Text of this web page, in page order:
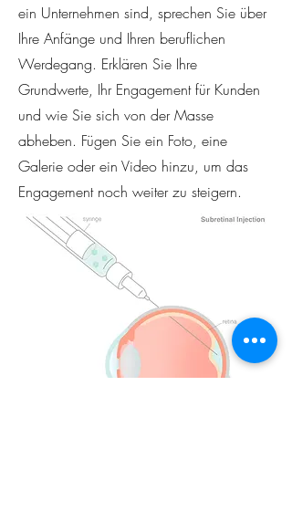
ein Unternehmen sind, sprechen Sie über
Ihre Anfänge und Ihren beruflichen
Werdegang. Erklären Sie Ihre
Grundwerte, Ihr Engagement für Kunden
und wie Sie sich von der Masse
abheben. Fügen Sie ein Foto, eine
Galerie oder ein Video hinzu, um das
Engagement noch weiter zu steigern.